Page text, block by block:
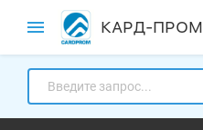
КАРД-ПРОМ